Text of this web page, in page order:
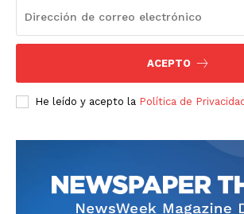
ACEPTO
He leído y acepto la Política de Privacidad